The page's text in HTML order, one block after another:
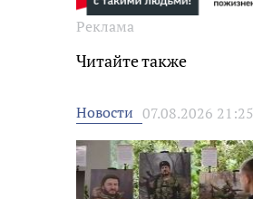
Реклама
Читайте также
Новости 07.08.2026 21:25